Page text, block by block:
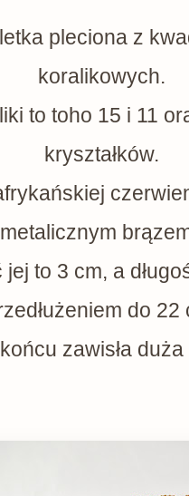
pleciona z
koralikowych.
to toho 15 i 11
kryształków.
metalicznym
to 3 cm, a
do 22
zawisła